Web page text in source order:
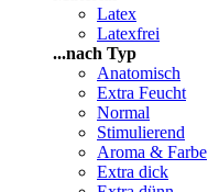
Latex
Latexfrei
...nach Typ
Anatomisch
Extra Feucht
Normal
Stimulierend
Aroma & Farbe
Extra dick